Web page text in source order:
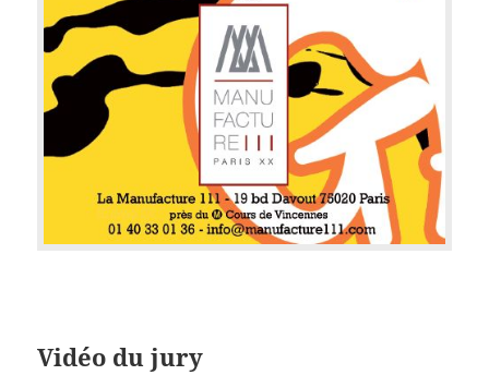
Vidéo du jury